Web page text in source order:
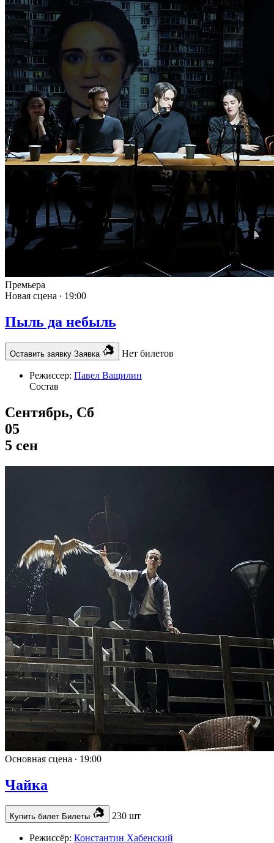
Премьера
Новая сцена ∙ 19:00
Пыль да небыль
Оставить заявку Заявка Нет билетов
Режиссер: Павел Ващилин
Состав
Сентябрь, Сб
05
5 сен
Основная сцена ∙ 19:00
Чайка
Купить билет Билеты 230 шт
Режиссёр: Константин Хабенский